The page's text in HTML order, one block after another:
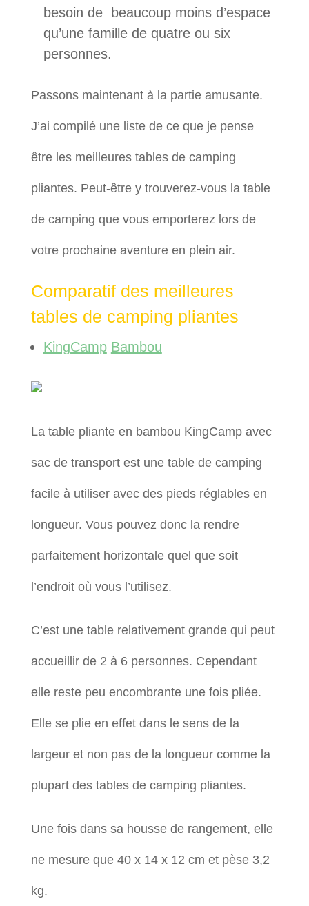
besoin de beaucoup moins d’espace
qu’une famille de quatre ou six
personnes.
Passons maintenant à la partie amusante.
J’ai compilé une liste de ce que je pense
être les meilleures tables de camping
pliantes. Peut-être y trouverez-vous la table
de camping que vous emporterez lors de
votre prochaine aventure en plein air.
Comparatif des meilleures
tables de camping pliantes
KingCamp Bambou
La table pliante en bambou KingCamp avec
sac de transport est une table de camping
facile à utiliser avec des pieds réglables en
longueur. Vous pouvez donc la rendre
parfaitement horizontale quel que soit
l’endroit où vous l’utilisez.
C’est une table relativement grande qui peut
accueillir de 2 à 6 personnes. Cependant
elle reste peu encombrante une fois pliée.
Elle se plie en effet dans le sens de la
largeur et non pas de la longueur comme la
plupart des tables de camping pliantes.
Une fois dans sa housse de rangement, elle
ne mesure que 40 x 14 x 12 cm et pèse 3,2
kg.